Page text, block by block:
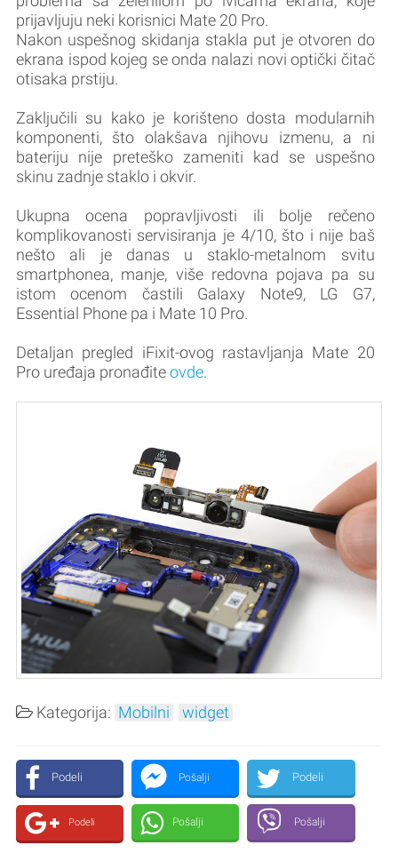
prijavljuju neki korisnici Mate 20 Pro.
Nakon uspešnog skidanja stakla put je otvoren do
ekrana ispod kojeg se onda nalazi novi optički čitač
otisaka prstiju.
Zaključili su kako je korišteno dosta modularnih
komponenti, što olakšava njihovu izmenu, a ni
bateriju nije preteško zameniti kad se uspešno
skinu zadnje staklo i okvir.
Ukupna ocena popravljivosti ili bolje rečeno
komplikovanosti servisiranja je 4/10, što i nije baš
nešto ali je danas u staklo-metalnom svitu
smartphonea, manje, više redovna pojava pa su
istom ocenom častili Galaxy Note9, LG G7,
Essential Phone pa i Mate 10 Pro.
Detaljan pregled iFixit-ovog rastavljanja Mate 20
Pro uređaja pronađiteovde.
Kategorija: Mobilni widget
Podeli Pošalji Podeli
Podeli Pošalji Pošalji